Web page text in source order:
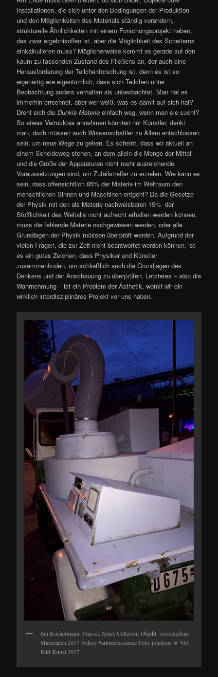
Installationen, die sich unter den Bedingungen der Produktion
und den Möglichkeiten des Materials ständig verändern,
strukturelle Ähnlichkeiten mit einem Forschungsprojekt haben,
das zwar ergebnisoffen ist, aber die Möglichkeit des Scheiterns
einkalkulieren muss? Möglicherweise kommt es gerade auf den
kaum zu fassenden Zustand des Fließens an, der auch eine
Herausforderung der Teilchenforschung ist, denn es ist so
eigenartig wie eigentümlich, dass sich Teilchen unter
Beobachtung anders verhalten als unbeobachtet. Man hat es
immerhin errechnet, aber wer weiß, was es damit auf sich hat?
Dreht sich dieDunkle Materie einfach weg, wenn man sie sucht?
So etwas Verrücktes annehmen könnten nur Künstler, denkt
man, doch müssen auch Wissenschaftler zu Allem entschlossen
sein, um neue Wege zu gehen. Es scheint, dass wir aktuell an
einem Scheideweg stehen, an dem allein die Menge der Mittel
und die Größe der Apparaturen nicht mehr ausreichende
Voraussetzungen sind, um Zufallstreffer zu erzielen. Wie kann es
sein, dass offensichtlich 85% der Materie im Weltraum den
menschlichen Sinnen und Maschinen entgeht? Da die Gesetze
der Physik mit den als Materie nachweisbaren 15% der
Stofflichkeit des Weltalls nicht aufrecht erhalten werden können,
muss die fehlende Materie nachgewiesen werden, oder alle
Grundlagen der Physik müssen überprüft werden. Aufgrund der
vielen Fragen, die zur Zeit nicht beantwortet werden können, ist
es ein gutes Zeichen, dass Physiker und Künstler
zusammenfinden, um schließlich auch die Grundlagen des
Denkens und der Anschauung zu überprüfen. Letzteres – also die
Wahrnehmung – ist ein Problem der Ästhetik, womit wir ein
wirklich interdisziplinäres Projekt vor uns haben.
Jan Köchermann: Frassek Space Collector, Objekt, verschiedene
Materialien 2017 @desy #artmeetsscience Foto: johnicon @ VG
Bild-Kunst 2017